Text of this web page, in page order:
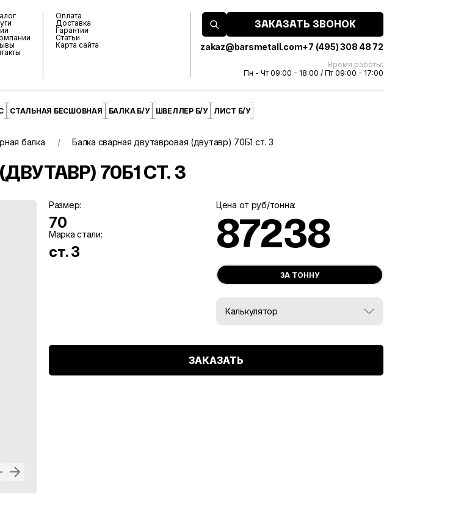
Оплата
Доставка
Гарантии
Статьи
Карта сайта
ЗАКАЗАТЬ ЗВОНОК
zakaz@barsmetall.com+7 (495) 308 48 72
Время работы:
Пн - Чт 09:00 - 18:00 / Пт 09:00 - 17:00
СТАЛЬНАЯ БЕСШОВНАЯ БАЛКА Б/У ШВЕЛЛЕР Б/У ЛИСТ Б/У
балка Балка сварная двутавровая (двутавр) 70Б1 ст. 3
70Б1 СТ. 3
Размер:
70
Марка стали:
ст. 3
Цена от руб/тонна:
87238
ЗА ТОННУ
Калькулятор
0
ЗАКАЗАТЬ